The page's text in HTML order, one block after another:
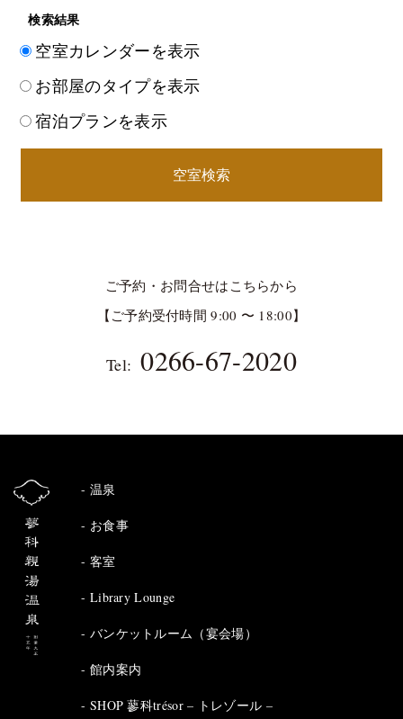
検索結果
空室カレンダーを表示
お部屋のタイプを表示
宿泊プランを表示
空室検索
ご予約・お問合せはこちらから
【ご予約受付時間 9:00 〜 18:00】
Tel: 0266-67-2020
温泉
お食事
客室
Library Lounge
バンケットルーム（宴会場）
館内案内
SHOP 蓼科trésor – トレゾール –